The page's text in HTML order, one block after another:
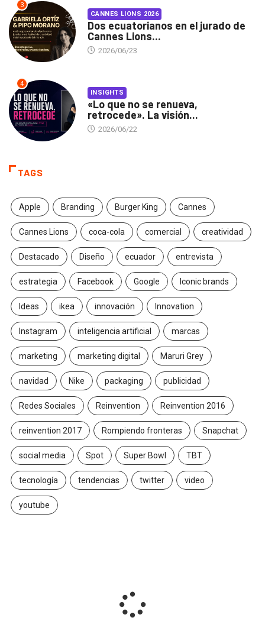
3
CANNES LIONS 2026
Dos ecuatorianos en el jurado de
Cannes Lions...
2026/06/23
4
INSIGHTS
«Lo que no se renueva,
retrocede». La visión...
2026/06/22
TAGS
Apple Branding Burger King Cannes
Cannes Lions coca-cola comercial creatividad
Destacado Diseño ecuador entrevista
estrategia Facebook Google Iconic brands
Ideas ikea innovación Innovation
Instagram inteligencia artificial marcas
marketing marketing digital Maruri Grey
navidad Nike packaging publicidad
Redes Sociales Reinvention Reinvention 2016
reinvention 2017 Rompiendo fronteras Snapchat
social media Spot Super Bowl TBT
tecnología tendencias twitter video
youtube